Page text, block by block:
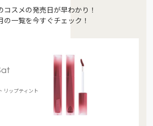
コスメの発売日が早わかり！
の一覧を今すぐチェック！
リップティント